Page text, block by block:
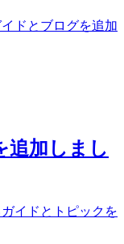
ドとブログを追加
追加しまし
イドとトピックを